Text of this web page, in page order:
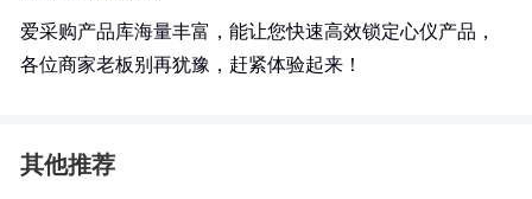
爱采购产品库海量丰富，能让您快速高效锁定心仪产品，
各位商家老板别再犹豫，赶紧体验起来！
其他推荐